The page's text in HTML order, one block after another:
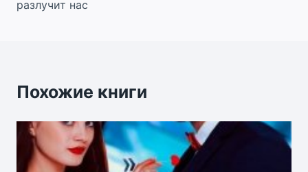
разлучит нас
Похожие книги